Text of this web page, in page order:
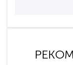
сочетать в
только